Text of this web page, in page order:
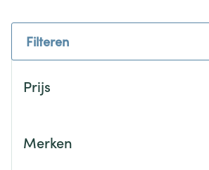
Filteren
Prijs
Merken